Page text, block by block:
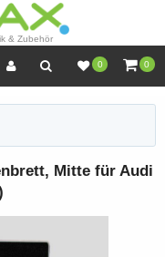
& Zubehör
0 0
Mitte für Audi